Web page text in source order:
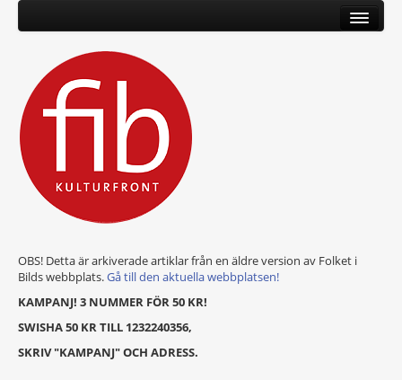
OBS! Detta är arkiverade artiklar från en äldre version av Folket i
Bilds webbplats.Gå till den aktuella webbplatsen!
KAMPANJ! 3 NUMMER FÖR 50 KR!
SWISHA 50 KR TILL 1232240356,
SKRIV "KAMPANJ" OCH ADRESS.